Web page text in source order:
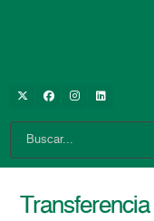
Transferencia